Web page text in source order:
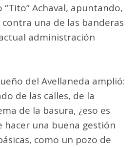
“Tito” Achaval, apuntando,
una de las banderas
administración
del Avellaneda amplió:
de las calles, de la
de la basura, ¿eso es
hacer una buena gestión
como un pozo de